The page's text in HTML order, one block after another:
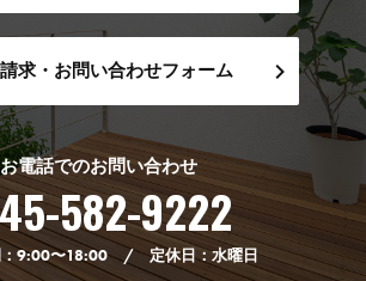
求・お問い合わせフォーム
お電話でのお問い合わせ
582-9222
：9:00〜18:00 / 定休日：水曜日